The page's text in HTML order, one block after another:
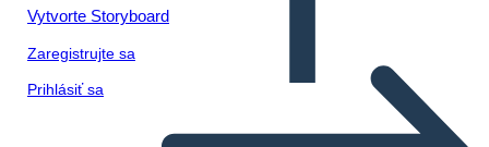
Vytvorte Storyboard
Zaregistrujte sa
Prihlásiť sa